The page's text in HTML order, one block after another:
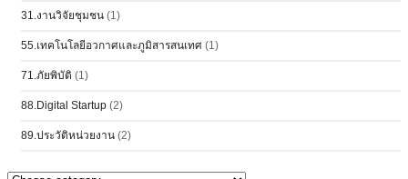
31.งานวิจัยชุมชน (1)
55.เทคโนโลยีอวกาศและภูมิสารสนเทศ (1)
71.ภัยพิบัติ (1)
88.Digital Startup (2)
89.ประวัติหน่วยงาน (2)